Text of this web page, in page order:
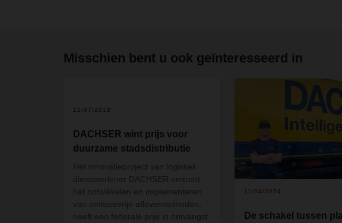
Misschien bent u ook geïnteresseerd in
12/07/2018
DACHSER wint prijs voor
duurzame stadsdistributie
Het innovatieproject van logistiek
dienstverlener DACHSER omtrent
het ontwikkelen en implementeren
van emissievrije aflevermethoden,
heeft een federale prijs in ontvangst
11/04/2024
De schakel tussen